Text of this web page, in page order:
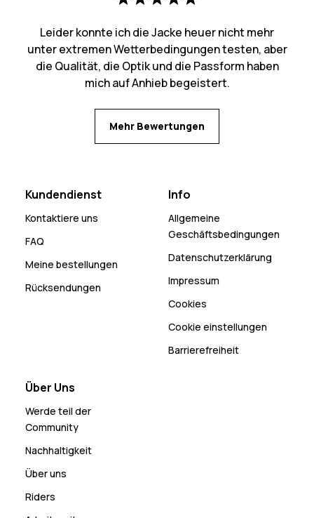
Leider konnte ich die Jacke heuer nicht mehr
unter extremen Wetterbedingungen testen, aber
die Qualität, die Optik und die Passform haben
mich auf Anhieb begeistert.
Mehr Bewertungen
Kundendienst
Kontaktiere uns
FAQ
Meine bestellungen
Rücksendungen
Info
Allgemeine
Geschäftsbedingungen
Datenschutzerklärung
Impressum
Cookies
Cookie einstellungen
Barrierefreiheit
Über Uns
Werde teil der
Community
Nachhaltigkeit
Über uns
Riders